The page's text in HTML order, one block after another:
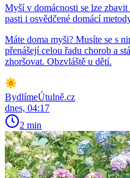
Myší v domácnosti se lze
pasti i osvědčené domácí
Máte doma myši? Musíte se s
přenášejí celou řadu chorob a
zhoršovat. Obzvláště u dětí.
BydlímeÚtulně.cz
dnes, 04:17
2 min